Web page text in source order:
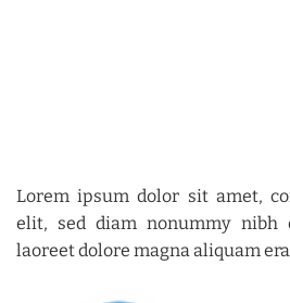
Lorem ipsum dolor sit amet,
elit, sed diam nonummy nibh
laoreet dolore magna aliquam